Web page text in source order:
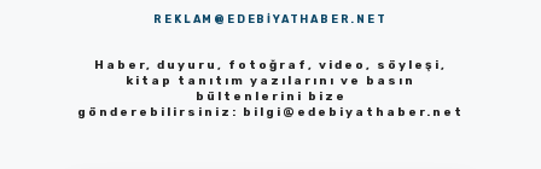
REKLAM@EDEBIYATHABER.NET
Haber, duyuru, fotoğraf, video, söyleşi,
kitap tanıtım yazılarını ve basın
bültenlerini bize
gönderebilirsiniz: bilgi@edebiyathaber.net